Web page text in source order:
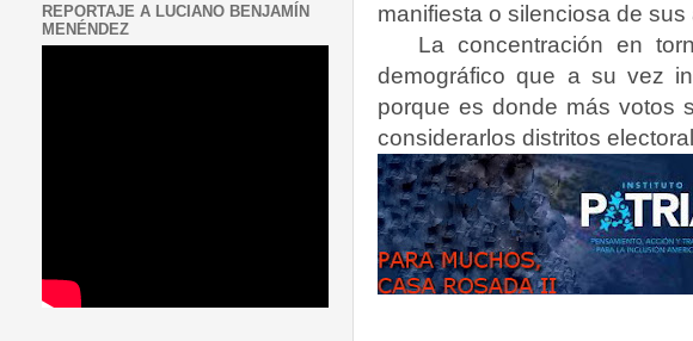
manifiesta o silenciosa de sus
La concentración en
demográfico que a su vez
porque es donde más votos
considerarlos distritos
REPORTAJE A LUCIANO BENJAMÍN
MENÉNDEZ